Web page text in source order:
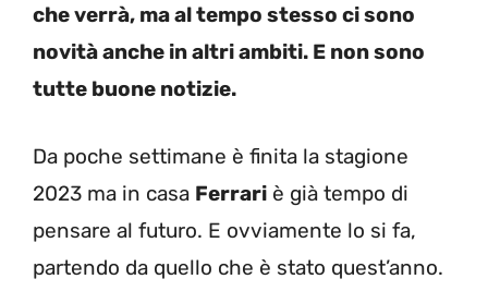
che verrà, ma al tempo stesso ci sono
novità anche in altri ambiti. E non sono
tutte buone notizie.
Da poche settimane è finita la stagione
2023 ma in casa Ferrari è già tempo di
pensare al futuro. E ovviamente lo si fa,
partendo da quello che è stato quest’anno.